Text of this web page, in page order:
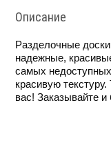
Описание
Разделочные
надежные,
самых
красивую
вас! Заказывайте